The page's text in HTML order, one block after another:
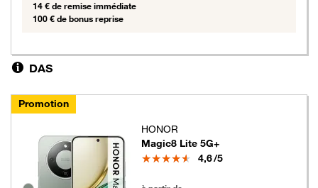
14 € de remise immédiate
100 € de bonus reprise
DAS
Promotion
HONOR
Magic8 Lite 5G+
Note
4,6/5